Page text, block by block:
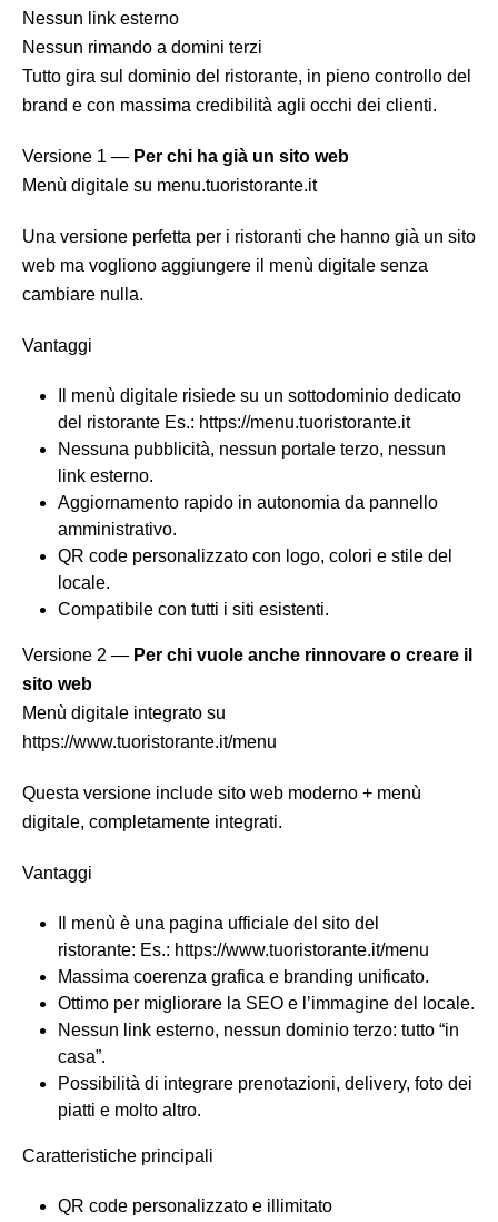
Nessun link esterno
Nessun rimando a domini terzi
Tutto gira sul dominio del ristorante, in pieno controllo del
brand e con massima credibilità agli occhi dei clienti.
Versione 1 — Per chi ha già un sito web
Menù digitale su menu.tuoristorante.it
Una versione perfetta per i ristoranti che hanno già un sito
web ma vogliono aggiungere il menù digitale senza
cambiare nulla.
Vantaggi
Il menù digitale risiede su un sottodominio dedicato
del ristorante Es.: https://menu.tuoristorante.it
Nessuna pubblicità, nessun portale terzo, nessun
link esterno.
Aggiornamento rapido in autonomia da pannello
amministrativo.
QR code personalizzato con logo, colori e stile del
locale.
Compatibile con tutti i siti esistenti.
Versione 2 — Per chi vuole anche rinnovare o creare il
sito web
Menù digitale integrato su
https://www.tuoristorante.it/menu
Questa versione include sito web moderno + menù
digitale, completamente integrati.
Vantaggi
Il menù è una pagina ufficiale del sito del
ristorante: Es.: https://www.tuoristorante.it/menu
Massima coerenza grafica e branding unificato.
Ottimo per migliorare la SEO e l’immagine del locale.
Nessun link esterno, nessun dominio terzo: tutto “in
casa”.
Possibilità di integrare prenotazioni, delivery, foto dei
piatti e molto altro.
Caratteristiche principali
QR code personalizzato e illimitato